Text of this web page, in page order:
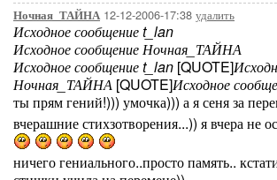
Ночная_ТАЙНА 12-12-2006-17:38 удалить
Исходное сообщение t_lan
Исходное сообщение Ночная_ТАЙНА
Исходное сообщение t_lan [QUOTE]
Ночная_ТАЙНА [QUOTE]Исходное
ты прям гений!))) умочка))) а я сеня за
вчерашние стихзотворения...)) я вчера не
ничего гениального..просто память..